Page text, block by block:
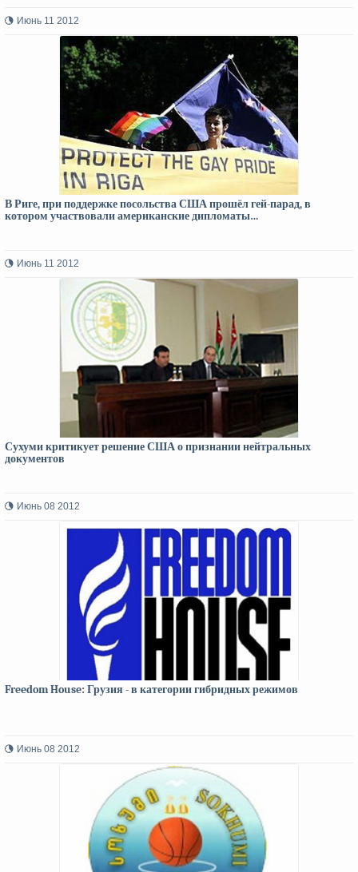
Июнь 11 2012
В Риге, при поддержке посольства США прошёл гей-парад, в
котором участвовали американские дипломаты…
Июнь 11 2012
Сухуми критикует решение США о признании нейтральных
документов
Июнь 08 2012
Freedom House: Грузия - в категории гибридных режимов
Июнь 08 2012